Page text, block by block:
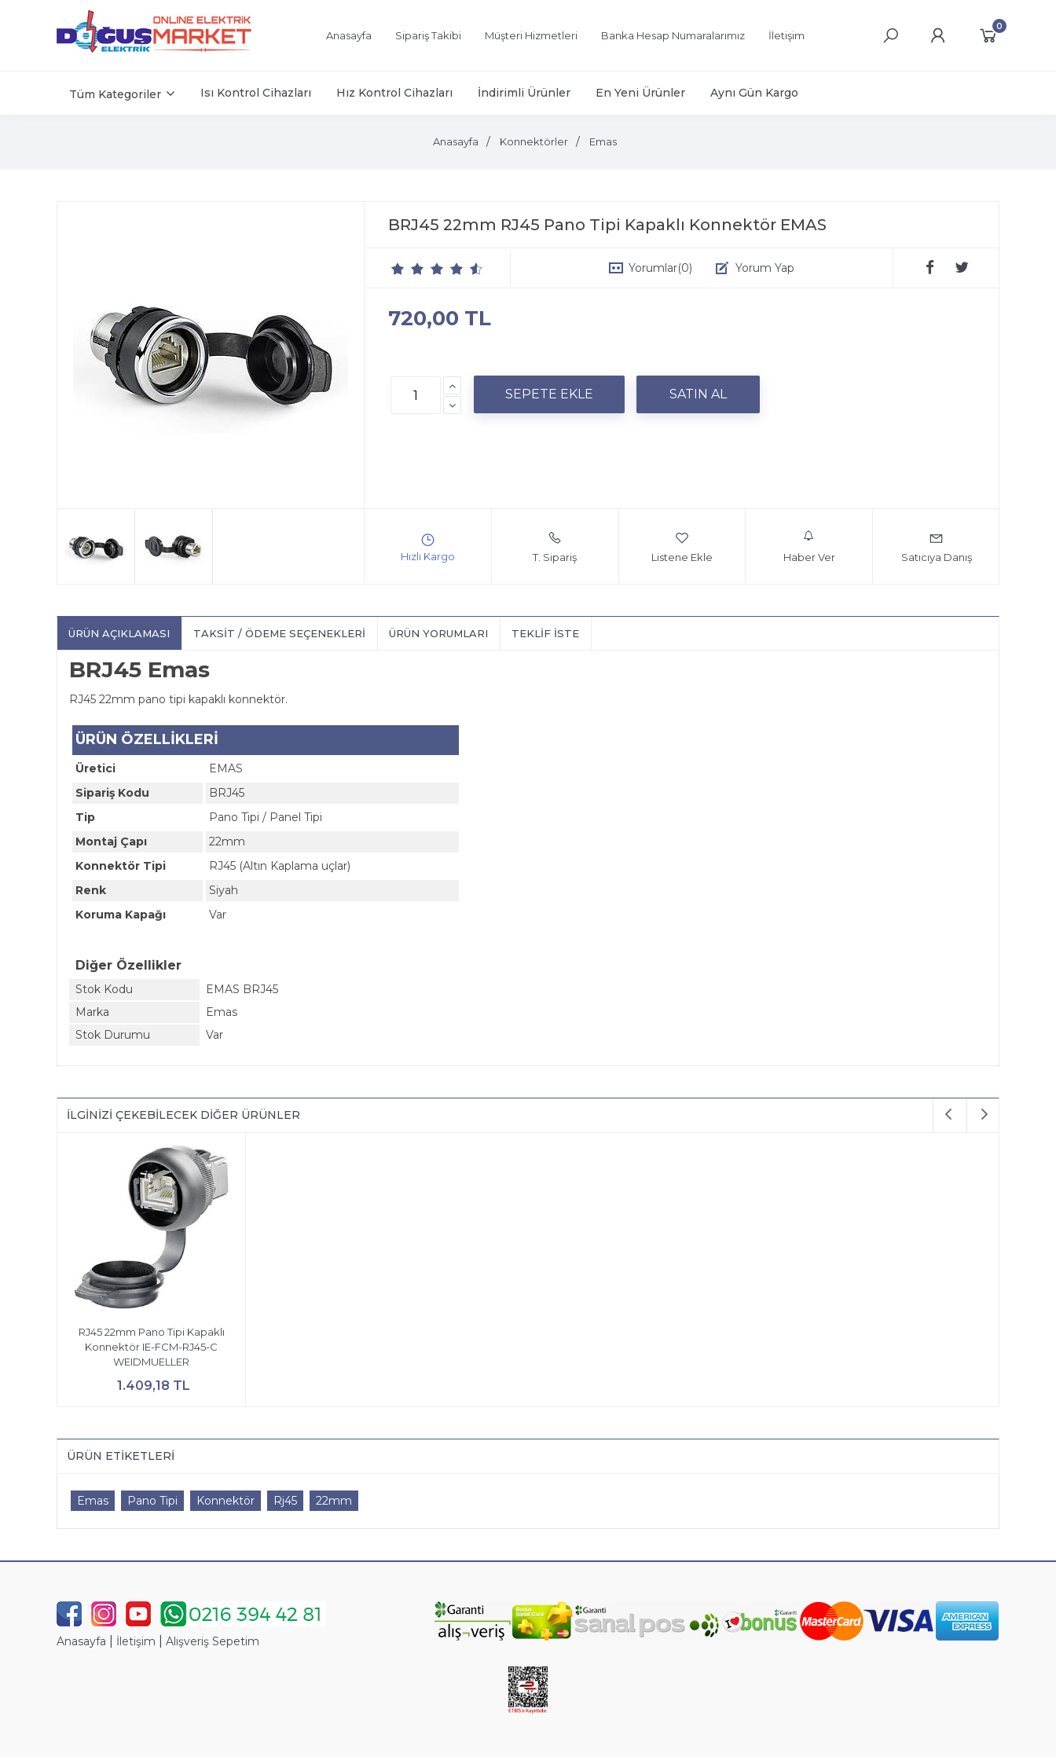
Anasayfa Sipariş Takibi Müşteri Hizmetleri Banka Hesap Numaralarımız İletişim
0
Tüm Kategoriler Isı Kontrol Cihazları Hız Kontrol Cihazları İndirimli Ürünler En Yeni Ürünler Aynı Gün Kargo
Anasayfa Konnektörler Emas
BRJ45 22mm RJ45 Pano Tipi Kapaklı Konnektör EMAS
Yorumlar(0) Yorum Yap
720,00 TL
T. Sipariş Listene Ekle Haber Ver Satıcıya Danış
ÜRÜN AÇIKLAMASI TAKSIT / ÖDEME SEÇENEKLERI ÜRÜN YORUMLARI TEKLIF İSTE
BRJ45 Emas
RJ45 22mm pano tipi kapaklı konnektör.
ÜRÜN ÖZELLİKLERİ
Üretici
EMAS
Sipariş Kodu
BRJ45
Tip
Pano Tipi / Panel Tipi
Montaj Çapı
22mm
Konnektör Tipi
RJ45 (Altın Kaplama uçlar)
Renk
Siyah
Koruma Kapağı
Var
Diğer Özellikler
Stok Kodu
EMAS BRJ45
Marka
Emas
Stok Durumu
Var
İLGINIZI ÇEKEBILECEK DIĞER ÜRÜNLER
RJ45 22mm Pano Tipi Kapaklı
Konnektör IE-FCM-RJ45-C
WEIDMUELLER
1.409,18 TL
ÜRÜN ETIKETLERI
Emas Pano Tipi Konnektör Rj45 22mm
Anasayfa İletişim Alışveriş Sepetim